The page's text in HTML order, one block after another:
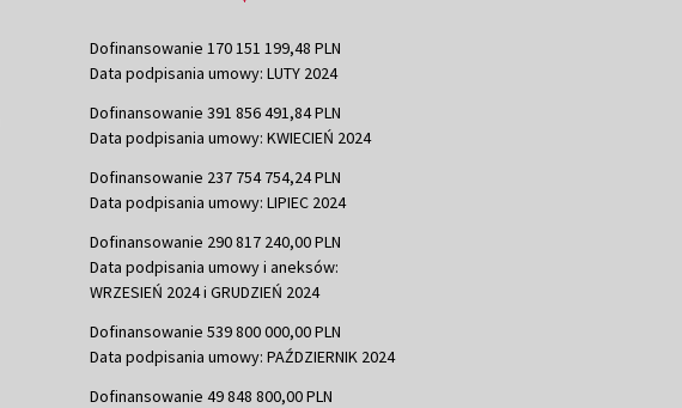
Dofinansowanie 170 151 199,48 PLN
Data podpisania umowy: LUTY 2024
Dofinansowanie 391 856 491,84 PLN
Data podpisania umowy: KWIECIEŃ 2024
Dofinansowanie 237 754 754,24 PLN
Data podpisania umowy: LIPIEC 2024
Dofinansowanie 290 817 240,00 PLN
Data podpisania umowy i aneksów:
WRZESIEŃ 2024 i GRUDZIEŃ 2024
Dofinansowanie 539 800 000,00 PLN
Data podpisania umowy: PAŹDZIERNIK 2024
Dofinansowanie 49 848 800,00 PLN